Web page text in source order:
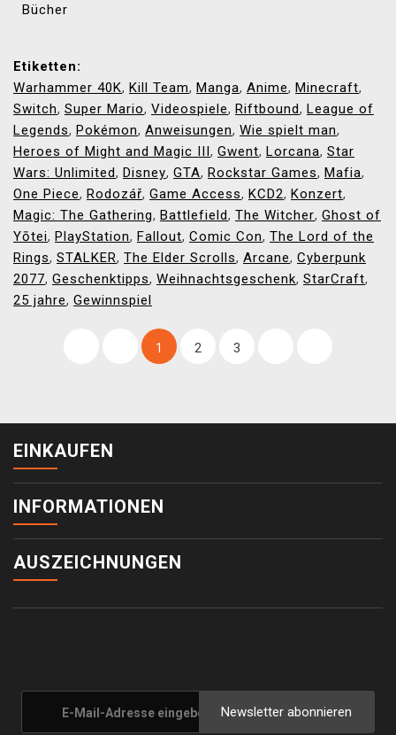
Bücher
Etiketten:
Warhammer 40K, Kill Team, Manga, Anime, Minecraft,
Switch, Super Mario, Videospiele, Riftbound, League of
Legends, Pokémon, Anweisungen, Wie spielt man,
Heroes of Might and Magic III, Gwent, Lorcana, Star
Wars: Unlimited, Disney, GTA, Rockstar Games, Mafia,
One Piece, Rodozář, Game Access, KCD2, Konzert,
Magic: The Gathering, Battlefield, The Witcher, Ghost of
Yōtei, PlayStation, Fallout, Comic Con, The Lord of the
Rings, STALKER, The Elder Scrolls, Arcane, Cyberpunk
2077, Geschenktipps, Weihnachtsgeschenk, StarCraft,
25 jahre, Gewinnspiel
1 2 3
EINKAUFEN
INFORMATIONEN
AUSZEICHNUNGEN
Newsletter abonnieren